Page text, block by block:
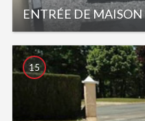
ENTRÉE DE MAISON
15